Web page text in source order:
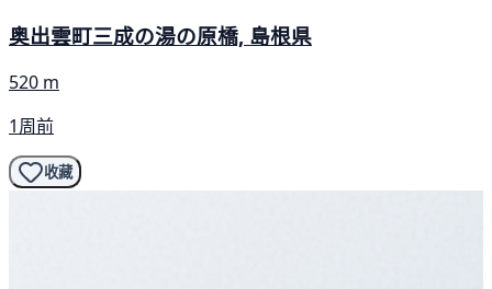
奥出雲町三成の湯の原橋, 島根県
520 m
1周前
收藏